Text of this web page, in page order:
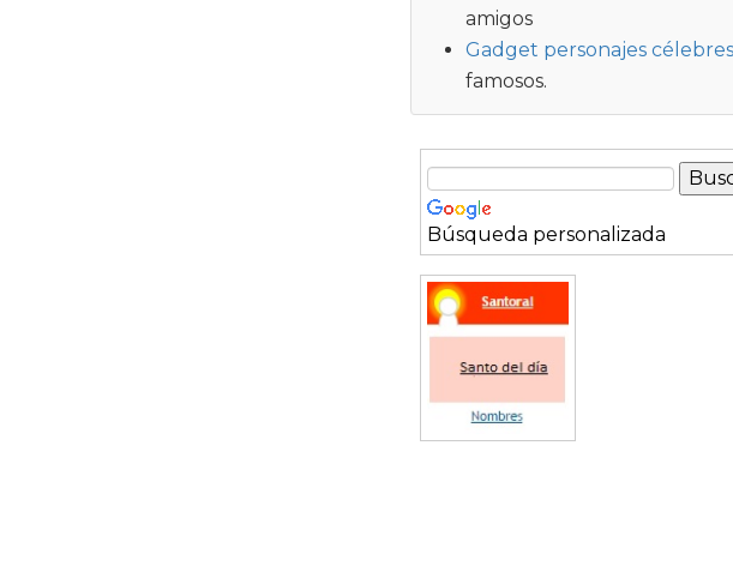
amigos
Gadget personajes célebres
famosos.
Búsqueda personalizada